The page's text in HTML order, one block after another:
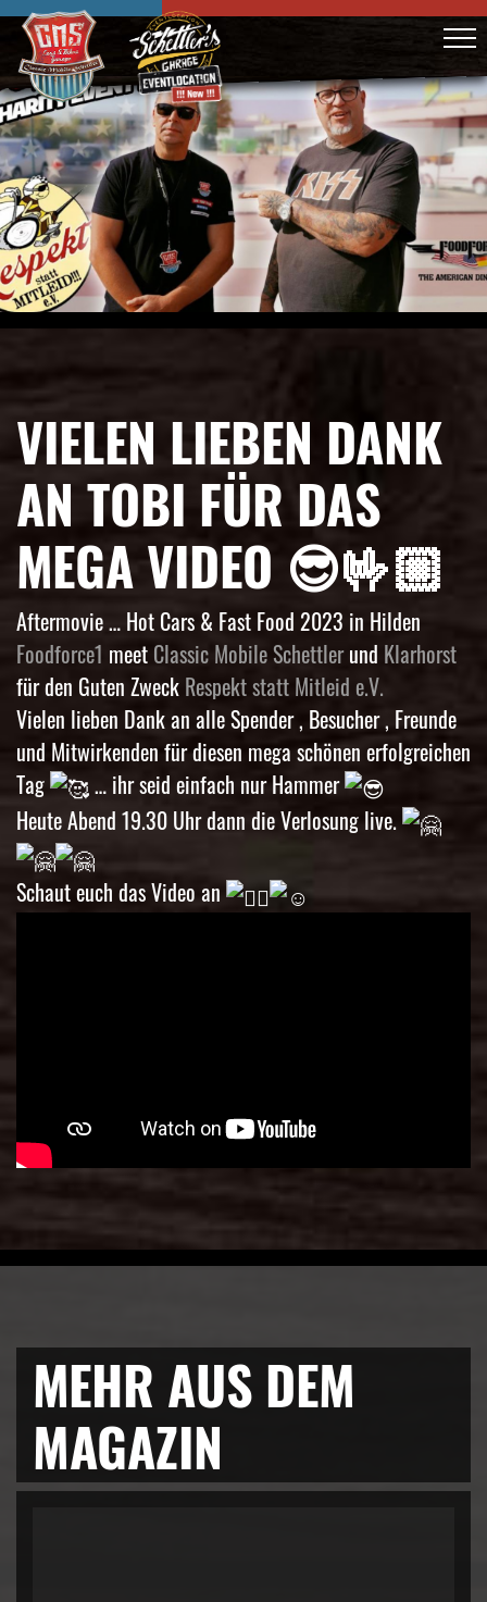
VIELEN LIEBEN DANK
AN TOBI FÜR DAS
MEGA VIDEO 😎🤟🏼
Aftermovie … Hot Cars & Fast Food 2023 in Hilden
Foodforce1 meet Classic Mobile Schettlerund Klarhorst
für den Guten Zweck Respekt statt Mitleid e.V.
Vielen lieben Dank an alle Spender , Besucher , Freunde
und Mitwirkenden für diesen mega schönen erfolgreichen
Tag
… ihr seid einfach nur Hammer
Heute Abend 19.30 Uhr dann die Verlosung live.
Schaut euch das Video an
MEHR AUS DEM
MAGAZIN